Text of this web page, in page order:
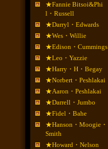
★Fannie Bitsoi&Phi
l・Russell
★Darryl・Edwards
★Wes・Willie
★Edison・Cummings
★Leo・Yazzie
★Harry・H・Begay
★Norbert・Peshlakai
★Aaron・Peshlakai
★Darrell・Jumbo
★Fidel・Bahe
★Hanson・Moogie・
Smith
★Howard・Nelson